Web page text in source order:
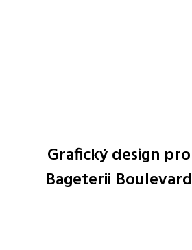
Grafický design pro
Bageterii Boulevard